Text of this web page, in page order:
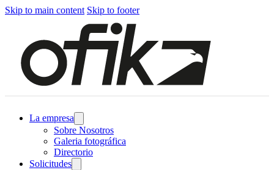
Skip to main content Skip to footer
La empresa
Sobre Nosotros
Galeria fotográfica
Directorio
Solicitudes